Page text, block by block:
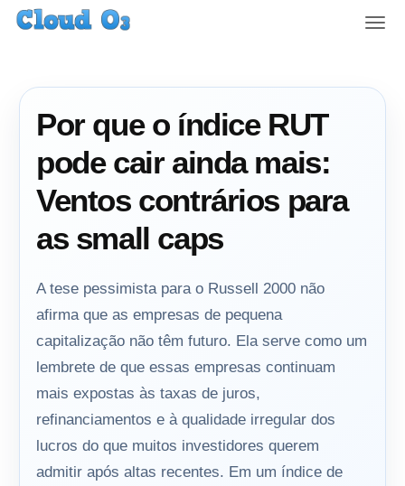
T
Por que o índice RUT
pode cair ainda mais:
Ventos contrários para
as small caps
A tese pessimista para o Russell 2000 não
afirma que as empresas de pequena
capitalização não têm futuro. Ela serve como um
lembrete de que essas empresas continuam
mais expostas às taxas de juros,
refinanciamentos e à qualidade irregular dos
lucros do que muitos investidores querem
admitir após altas recentes. Em um índice de